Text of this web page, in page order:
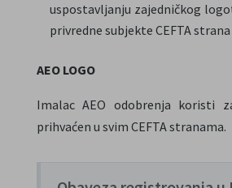
uspostavljanju zajedničkog
privredne subjekte CEFTA strana
AEO LOGO
Imalac AEO odobrenja koristi
prihvaćen u svim CEFTA stranama.